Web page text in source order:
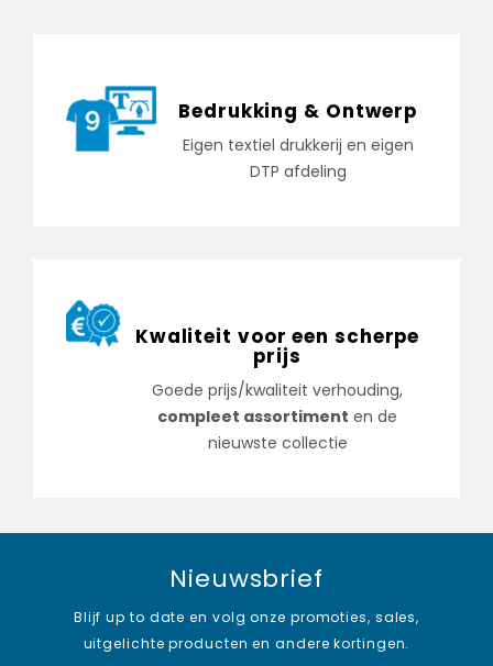
Bedrukking & Ontwerp
Eigen textiel drukkerij en eigen
DTP afdeling
Kwaliteit voor een scherpe
prijs
Goede prijs/kwaliteit verhouding,
compleet assortiment en de
nieuwste collectie
Nieuwsbrief
Blijf up to date en volg onze promoties, sales,
uitgelichte producten en andere kortingen.